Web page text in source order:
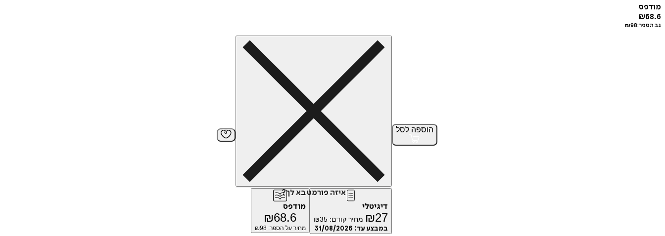
מודפס
₪68.6
גב הספר: ₪98
הוספה לסל
איזה פורמט בא לך?
דיגיטלי
₪27 מחיר קודם: ₪35
במבצע עד: 31/08/2026
מודפס
₪68.6
מחיר על הספר: ₪98